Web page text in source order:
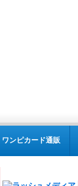
ワンピカード通販